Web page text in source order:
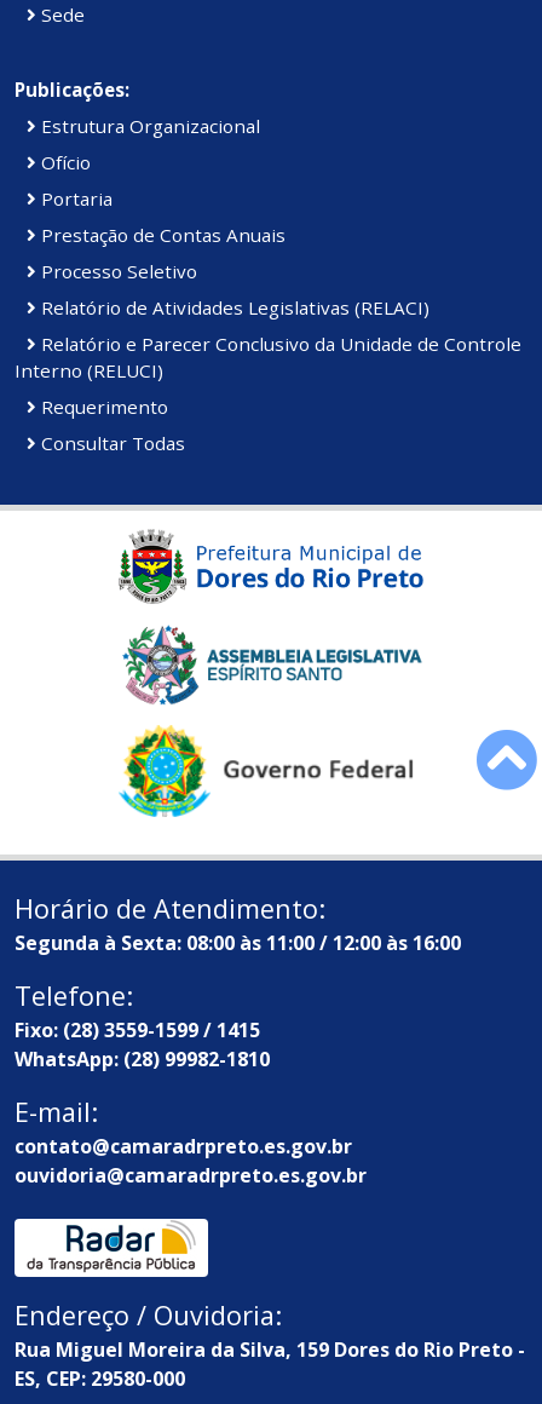
Sede
Publicações:
Estrutura Organizacional
Ofício
Portaria
Prestação de Contas Anuais
Processo Seletivo
Relatório de Atividades Legislativas (RELACI)
Relatório e Parecer Conclusivo da Unidade de Controle
Interno (RELUCI)
Requerimento
Consultar Todas
Horário de Atendimento:
Segunda à Sexta: 08:00 às 11:00 / 12:00 às 16:00
Telefone:
Fixo: (28) 3559-1599 / 1415
WhatsApp: (28) 99982-1810
E-mail:
contato@camaradrpreto.es.gov.br
ouvidoria@camaradrpreto.es.gov.br
Endereço / Ouvidoria:
Rua Miguel Moreira da Silva, 159 Dores do Rio Preto -
ES, CEP: 29580-000